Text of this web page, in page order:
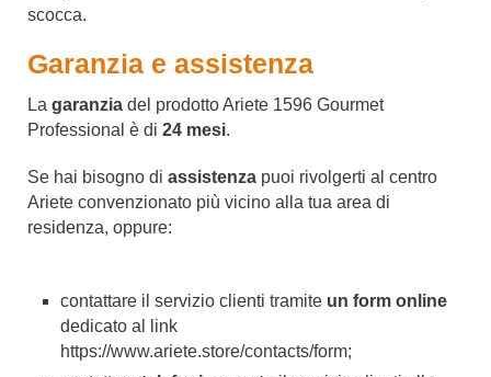
scocca.
Garanzia e assistenza
La garanzia del prodotto Ariete 1596 Gourmet
Professional è di 24 mesi.
Se hai bisogno di assistenza puoi rivolgerti al centro
Ariete convenzionato più vicino alla tua area di
residenza, oppure:
contattare il servizio clienti tramite un form online
dedicato al link
https://www.ariete.store/contacts/form;